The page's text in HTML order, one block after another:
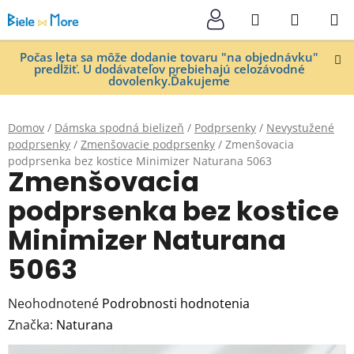
na
obsah
Počas leta sa môže dodanie tovaru "na objednávku"
predĺžiť. U dodávateľov prebiehajú celozávodné
dovolenky.Ďakujeme
Hľadať
KOŠÍK
Domov / Dámska spodná bielizeň / Podprsenky / Nevystužené
podprsenky / Zmenšovacie podprsenky / Zmenšovacia
podprsenka bez kostice Minimizer Naturana 5063
Zmenšovacia
podprsenka bez kostice
Minimizer Naturana
5063
Priemerné
hodnotenie
produktu
Neohodnotené Podrobnosti hodnotenia
Značka: Naturana